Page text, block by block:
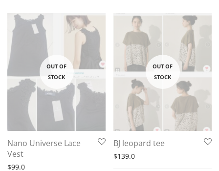
Nano Universe Lace
Vest
$99.0
BJ leopard tee
$139.0